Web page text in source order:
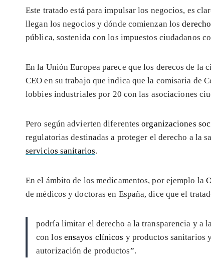
Este tratado está para impulsar los negocios, es
llegan los negocios y dónde comienzan los
pública, sostenida con los impuestos ciudadanos
En la Unión Europea parece que los derecos de la
CEO en su trabajo que indica que la comisaria de
lobbies industriales por 20 con las asociaciones
Pero según advierten diferentesorganizaciones
regulatorias destinadas a proteger el derecho a la
servicios sanitarios.
En el ámbito de los medicamentos, por ejemplo la
de médicos y doctoras en España, dice que el
podría limitar el derecho a la transparencia y a
con los ensayos clínicos y productos sanitarios
autorización de productos”.